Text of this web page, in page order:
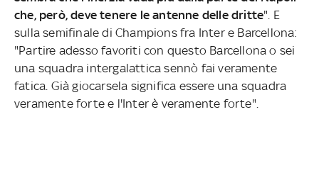
che, però, deve tenere le antenne delle dritte". E
sulla semifinale di Champions fra Inter e Barcellona:
"Partire adesso favoriti con questo Barcellona o sei
una squadra intergalattica sennò fai veramente
fatica. Già giocarsela significa essere una squadra
veramente forte e l'Inter è veramente forte".